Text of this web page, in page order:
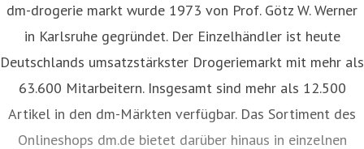
dm-drogerie markt wurde 1973 von Prof. Götz W. Werner
in Karlsruhe gegründet. Der Einzelhändler ist heute
Deutschlands umsatzstärkster Drogeriemarkt mit mehr als
63.600 Mitarbeitern. Insgesamt sind mehr als 12.500
Artikel in den dm-Märkten verfügbar. Das Sortiment des
Onlineshops dm.de bietet darüber hinaus in einzelnen